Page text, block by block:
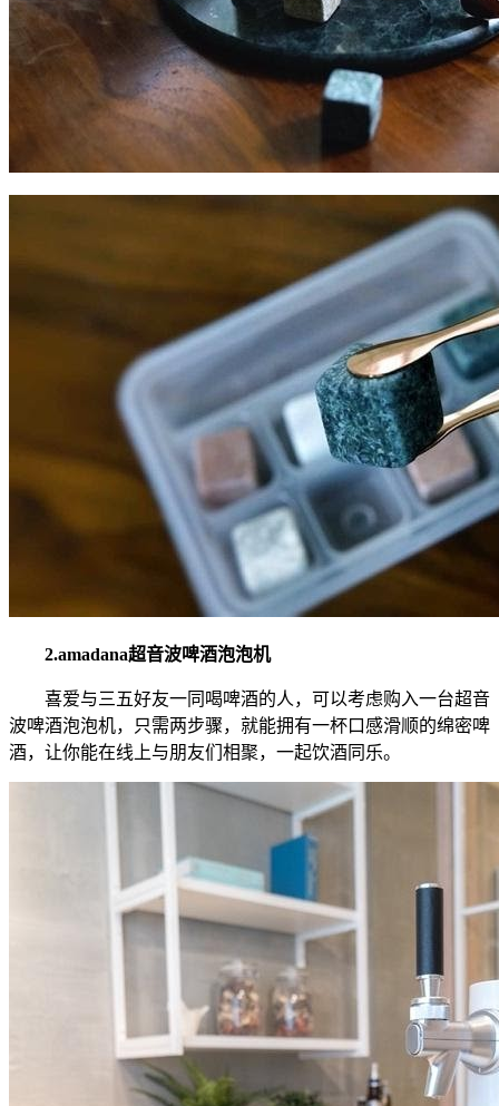
2.amadana超音波啤酒泡泡机
喜爱与三五好友一同喝啤酒的人，可以考虑购入一台超音
波啤酒泡泡机，只需两步骤，就能拥有一杯口感滑顺的绵密啤
酒，让你能在线上与朋友们相聚，一起饮酒同乐。